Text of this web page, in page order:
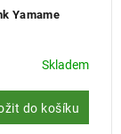
Yamame
Skladem
do košíku